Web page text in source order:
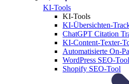
KI-Tools
KI-Tools
KI-Übersichten-
ChatGPT Citation
KI-Content-Texter-
Automatisierte On-
WordPress SEO-Tool
Shopify SEO-Tool